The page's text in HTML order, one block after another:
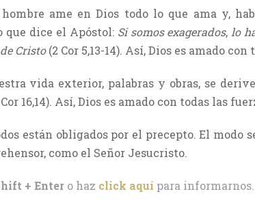
ame en Dios todo lo que ama y,
que dice el Apóstol: Si somos exagerados, lo
Cristo(2 Cor 5,13-14). Así, Dios es amado con
vida exterior, palabras y obras, se
Cor 16,14). Así, Dios es amado con todas las
están obligados por el precepto. El modo
como el Señor Jesucristo.
+ Enter o haz click aquí para informarnos.